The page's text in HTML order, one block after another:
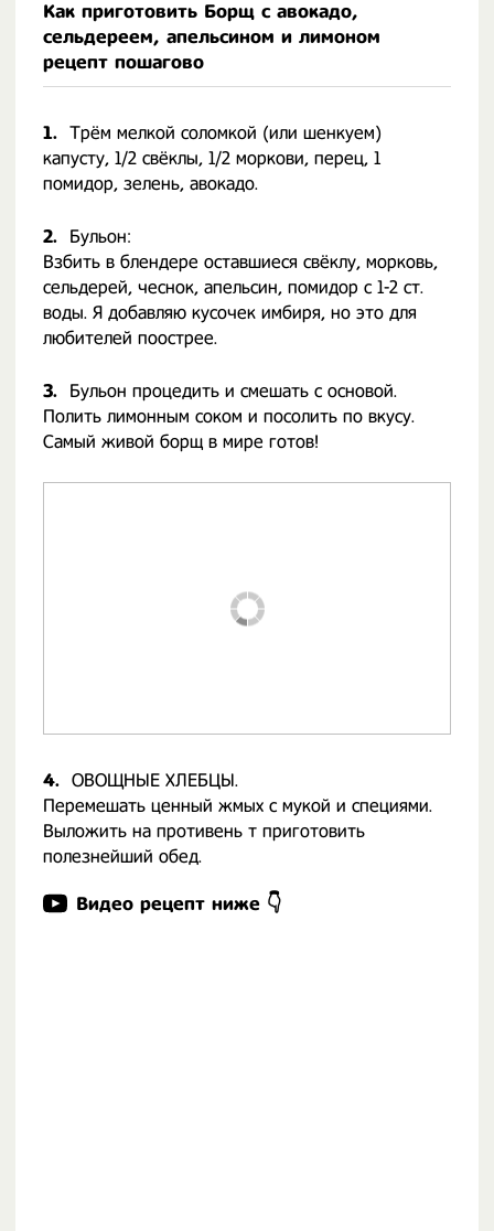
Как приготовить Борщ с авокадо,
сельдереем, апельсином и лимоном
рецепт пошагово
1. Трём мелкой соломкой (или шенкуем)
капусту, 1/2 свёклы, 1/2 моркови, перец, 1
помидор, зелень, авокадо.
2.
Бульон:
Взбить в блендере оставшиеся свёклу, морковь,
сельдерей, чеснок, апельсин, помидор с 1-2 ст.
воды. Я добавляю кусочек имбиря, но это для
любителей поострее.
3.
Бульон процедить и смешать с основой.
Полить лимонным соком и посолить по вкусу.
Самый живой борщ в мире готов!
4. ОВОЩНЫЕ ХЛЕБЦЫ.
Перемешать ценный жмых с мукой и специями.
Выложить на противень т приготовить
полезнейший обед.
Видео рецепт ниже 👇